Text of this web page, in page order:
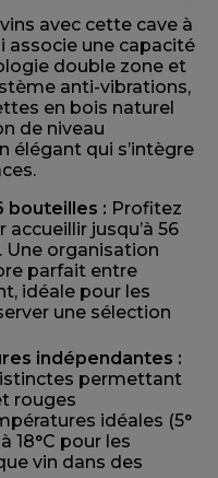
avec cette cave à
associe une capacité
double zone et
anti-vibrations,
en bois naturel
de niveau
élégant qui s’intègre
bouteilles : Profitez
jusqu’à 56
Une organisation
parfait entre
idéale pour les
une sélection
indépendantes :
permettant
rouges
idéales (5°
18°C pour les
vin dans des